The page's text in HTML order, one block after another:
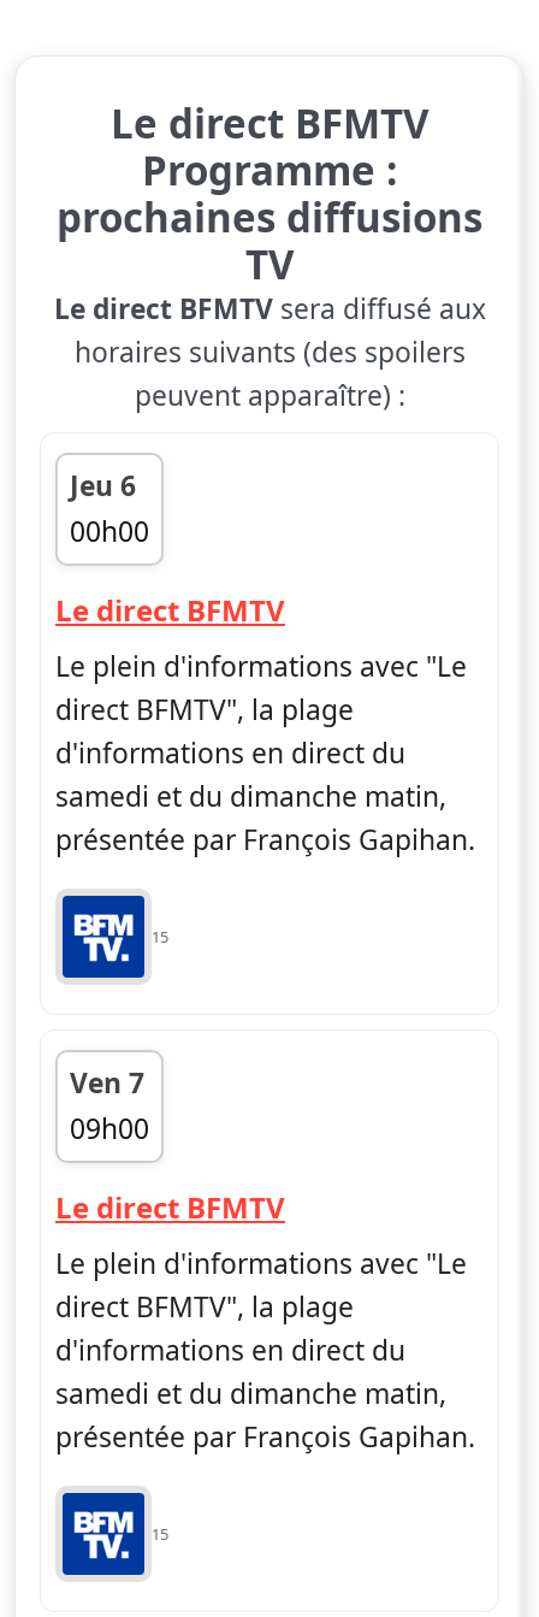
Le direct BFMTV
Programme :
prochaines diffusions
TV
Le direct BFMTVsera diffusé aux
horaires suivants (des spoilers
peuvent apparaître) :
Jeu 6
00h00
fin 06h00
Le direct BFMTV— Le direct
Le plein d'informations avec "Le
direct BFMTV", la plage
d'informations en direct du
samedi et du dimanche matin,
présentée par François Gapihan.
15
Ven 7
09h00
fin 12h00
Le direct BFMTV— Le direct
Le plein d'informations avec "Le
direct BFMTV", la plage
d'informations en direct du
samedi et du dimanche matin,
présentée par François Gapihan.
15